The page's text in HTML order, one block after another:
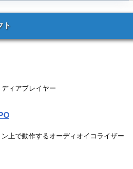
ト
ィアプレイヤー
上で動作するオーディオイコライザー